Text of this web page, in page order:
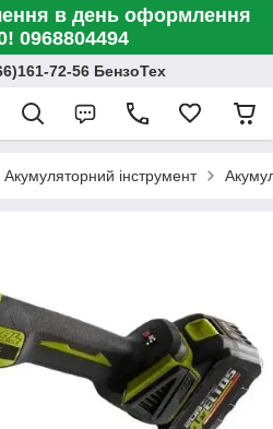
в день оформлення
0968804494
72-56 БензоТех
Акумуляторний інструмент